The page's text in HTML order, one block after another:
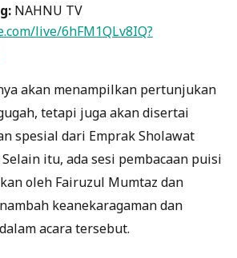
NAHNU TV
live/6hFM1QLv8IQ?
akan menampilkan pertunjukan
tetapi juga akan disertai
spesial dari Emprak Sholawat
Selain itu, ada sesi pembacaan puisi
oleh Fairuzul Mumtaz dan
keanekaragaman dan
acara tersebut.